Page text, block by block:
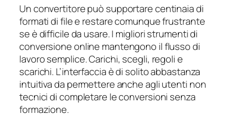
Un convertitore può supportare centinaia di
formati di file e restare comunque frustrante
se è difficile da usare. I migliori strumenti di
conversione online mantengono il flusso di
lavoro semplice. Carichi, scegli, regoli e
scarichi. L’interfaccia è di solito abbastanza
intuitiva da permettere anche agli utenti non
tecnici di completare le conversioni senza
formazione.